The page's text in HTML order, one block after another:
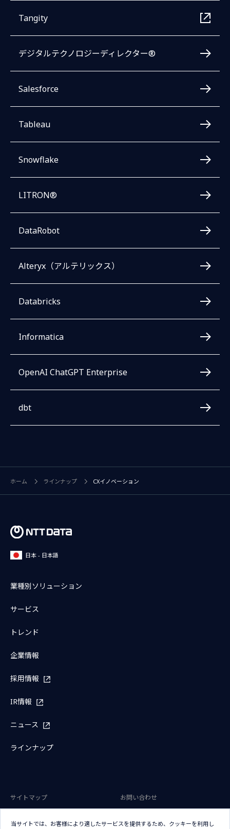
Tangity
デジタルテクノロジーディレクター®
Salesforce
Tableau
Snowflake
LITRON®
DataRobot
Alteryx（アルテリックス）
Databricks
Informatica
OpenAI ChatGPT Enterprise
dbt
ホーム ラインナップ CXイノベーション
日本 - 日本語
業種別ソリューション
サービス
トレンド
企業情報
採用情報
IR情報
ニュース
ラインナップ
サイトマップ
お問い合わせ
当サイトでは、お客様により適したサービスを提供するため、クッキーを利用し